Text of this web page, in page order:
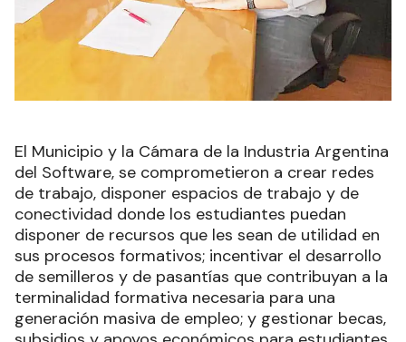
El Municipio y la Cámara de la Industria Argentina
del Software, se comprometieron a crear redes
de trabajo, disponer espacios de trabajo y de
conectividad donde los estudiantes puedan
disponer de recursos que les sean de utilidad en
sus procesos formativos; incentivar el desarrollo
de semilleros y de pasantías que contribuyan a la
terminalidad formativa necesaria para una
generación masiva de empleo; y gestionar becas,